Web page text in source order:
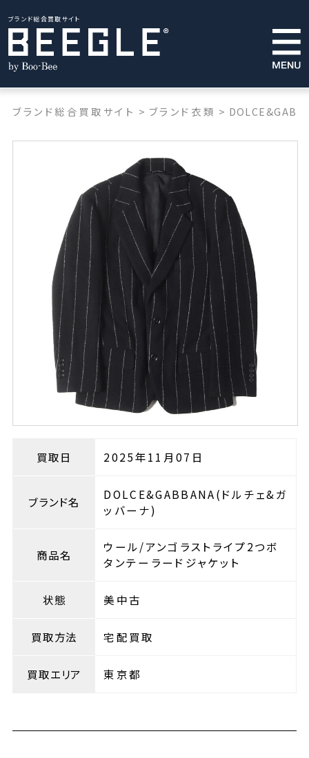
ブランド総合買取サイト
ブランド総合買取サイト > ブランド衣類 >
買取日 2025年11月07日
ブランド名
DOLCE&GABBANA(ドルチェ&ガ
ッバーナ)
商品名
ウール/アンゴラストライプ2つボ
タンテーラードジャケット
状態 美中古
買取方法 宅配買取
買取エリア 東京都